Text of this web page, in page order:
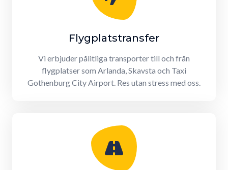
Flygplatstransfer
Vi erbjuder pålitliga transporter till och från
flygplatser som Arlanda, Skavsta och Taxi
Gothenburg City Airport. Res utan stress med oss.